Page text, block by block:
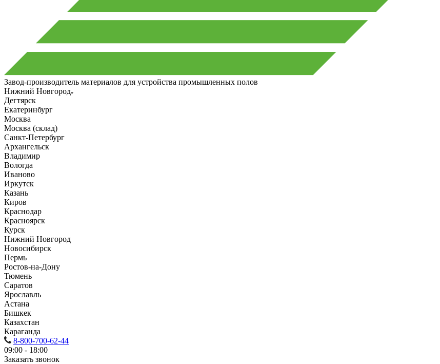
Завод-производитель материалов для устройства промышленных полов
Нижний Новгород
Дегтярск
Екатеринбург
Москва
Москва (склад)
Санкт-Петербург
Архангельск
Владимир
Вологда
Иваново
Иркутск
Казань
Киров
Краснодар
Красноярск
Курск
Нижний Новгород
Новосибирск
Пермь
Ростов-на-Дону
Тюмень
Саратов
Ярославль
Астана
Бишкек
Казахстан
Караганда
8-800-700-62-44
09:00 - 18:00
Заказать звонок